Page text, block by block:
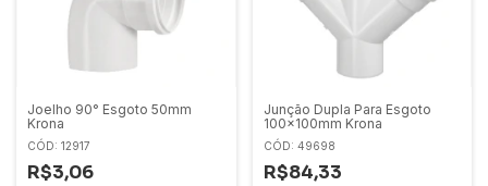
Joelho 90° Esgoto 50mm
Krona
CÓD: 12917
R$3,06
Junção Dupla Para Esgoto
100x100mm Krona
CÓD: 49698
R$84,33